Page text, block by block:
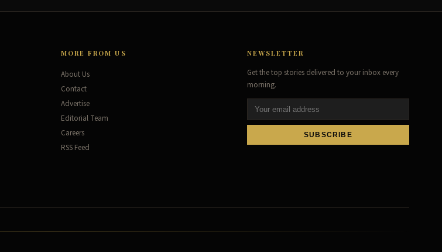
MORE FROM US
About Us
Contact
Advertise
Editorial Team
Careers
RSS Feed
NEWSLETTER
Get the top stories delivered to your inbox every
morning.
SUBSCRIBE